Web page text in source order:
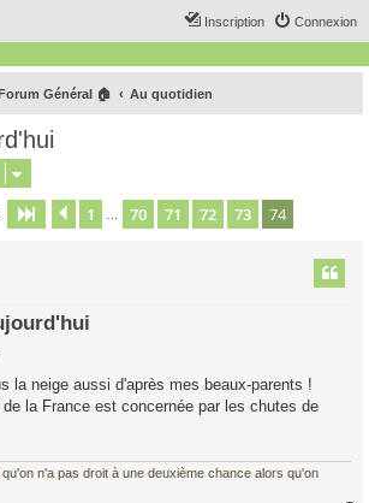
Connexion
Inscription
Général 🏠 Au quotidien
Page 74 sur 74
Précédent
1 70 71 72 73 74
la neige aussi d'après mes beaux-parents !
la France est concernée par les chutes de
n'a pas droit à une deuxième chance alors qu'on